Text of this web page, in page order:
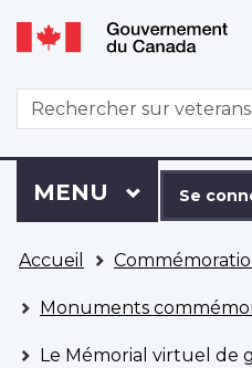
WxT
Search
form
connecter
à
Dossier
ACC
Se
Menu
MENU PRINCIPAL
êtes
ici
Accueil
Monuments
Le Mémorial virtuel de